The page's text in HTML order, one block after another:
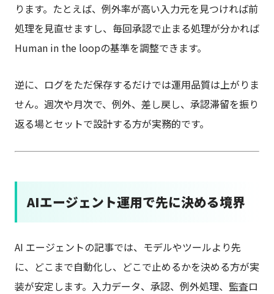
ります。たとえば、例外率が高い入力元を見つければ前
処理を見直せますし、毎回承認で止まる処理が分かれば
Human in the loopの基準を調整できます。
逆に、ログをただ保存するだけでは運用品質は上がりま
せん。週次や月次で、例外、差し戻し、承認滞留を振り
返る場とセットで設計する方が実務的です。
AIエージェント運用で先に決める境界
AI エージェントの記事では、モデルやツールより先
に、どこまで自動化し、どこで止めるかを決める方が実
装が安定します。入力データ、承認、例外処理、監査ロ